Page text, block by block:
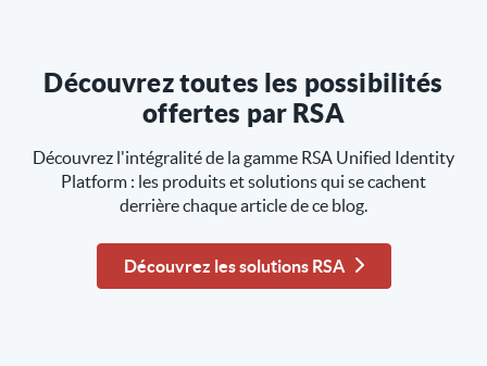
Découvrez toutes les possibilités
offertes par RSA
Découvrez l'intégralité de la gamme RSA Unified Identity
Platform : les produits et solutions qui se cachent
derrière chaque article de ce blog.
Découvrez les solutions RSA